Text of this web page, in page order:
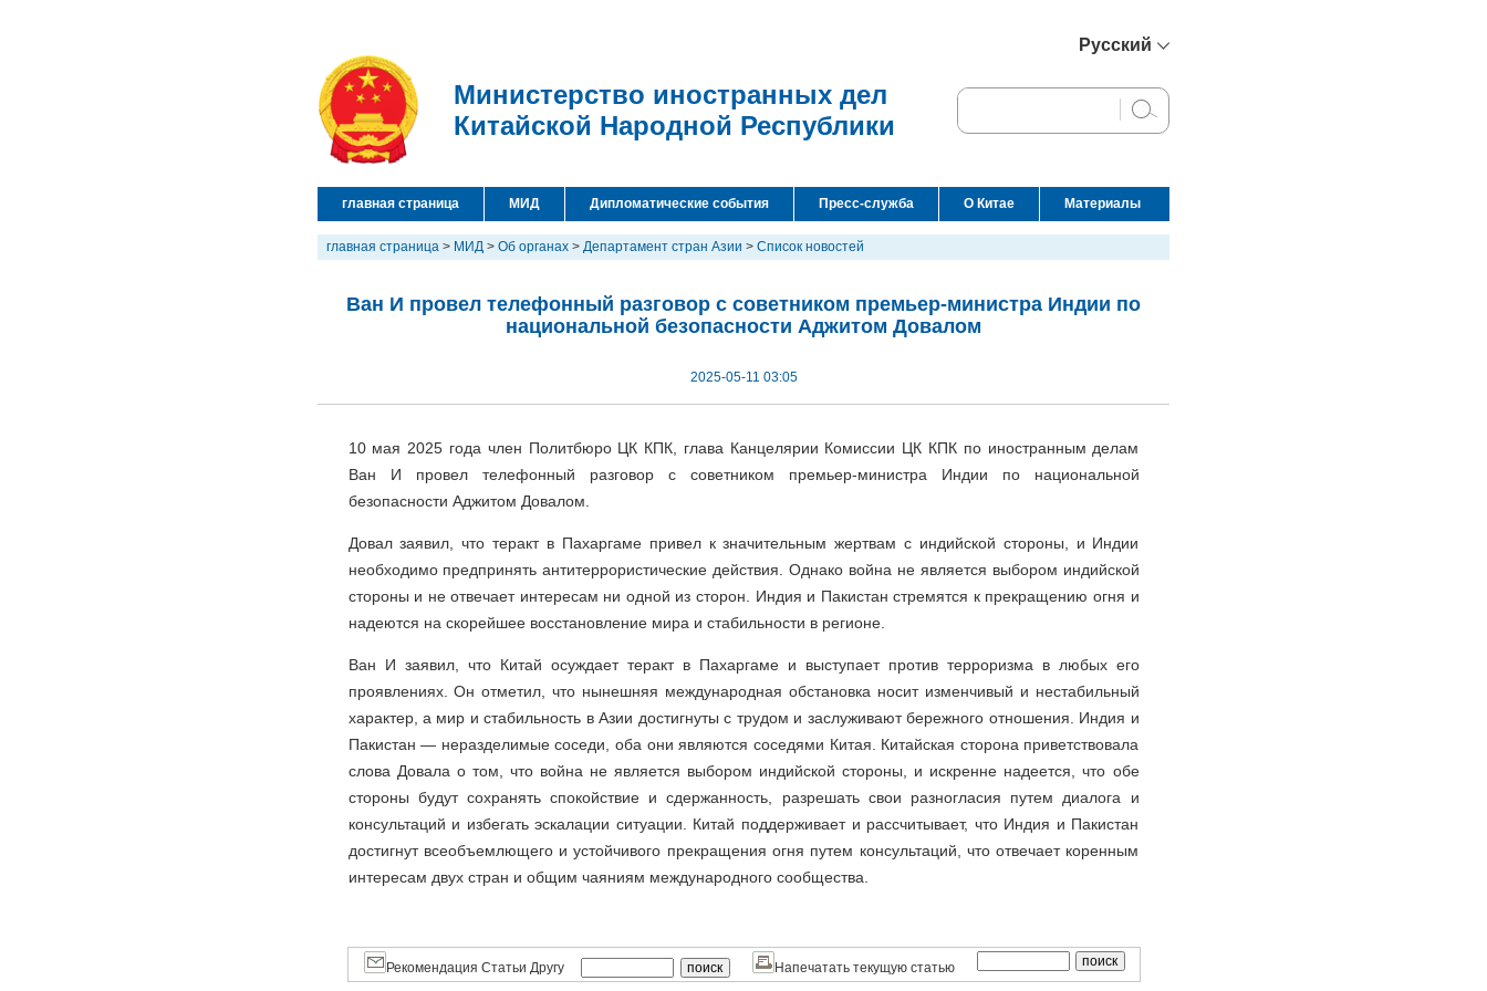
Русский
English
Español
عربي
Министерство иностранных дел
Китайской Народной Республики
главная страница МИД Дипломатические события Пресс-служба О Китае Материалы
главная страница > МИД > Об органах > Департамент стран Азии > Список новостей
Ван И провел телефонный разговор с советником премьер-министра Индии по
национальной безопасности Аджитом Довалом
2025-05-11 03:05
10 мая 2025 года член Политбюро ЦК КПК, глава Канцелярии Комиссии ЦК КПК по иностранным делам
Ван И провел телефонный разговор с советником премьер-министра Индии по национальной
безопасности Аджитом Довалом.
Довал заявил, что теракт в Пахаргаме привел к значительным жертвам с индийской стороны, и Индии
необходимо предпринять антитеррористические действия. Однако война не является выбором индийской
стороны и не отвечает интересам ни одной из сторон. Индия и Пакистан стремятся к прекращению огня и
надеются на скорейшее восстановление мира и стабильности в регионе.
Ван И заявил, что Китай осуждает теракт в Пахаргаме и выступает против терроризма в любых его
проявлениях. Он отметил, что нынешняя международная обстановка носит изменчивый и нестабильный
характер, а мир и стабильность в Азии достигнуты с трудом и заслуживают бережного отношения. Индия и
Пакистан — неразделимые соседи, оба они являются соседями Китая. Китайская сторона приветствовала
слова Довала о том, что война не является выбором индийской стороны, и искренне надеется, что обе
стороны будут сохранять спокойствие и сдержанность, разрешать свои разногласия путем диалога и
консультаций и избегать эскалации ситуации. Китай поддерживает и рассчитывает, что Индия и Пакистан
достигнут всеобъемлющего и устойчивого прекращения огня путем консультаций, что отвечает коренным
интересам двух стран и общим чаяниям международного сообщества.
Рекомендация Статьи Другу Напечатать текущую статью